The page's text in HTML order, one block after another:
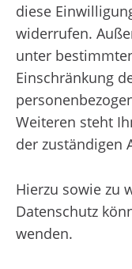
diese
widerrufen.
unter
Einschränkung
Weiteren steht
der zuständigen
Hierzu sowie zu
Datenschutz
wenden.